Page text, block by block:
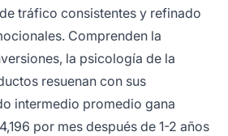
tráfico consistentes y refinado
Comprenden la
la psicología de la
resuenan con sus
intermedio promedio gana
por mes después de 1-2 años